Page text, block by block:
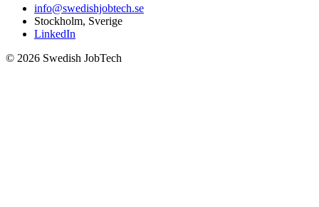
info@swedishjobtech.se
Stockholm, Sverige
LinkedIn
© 2026 Swedish JobTech